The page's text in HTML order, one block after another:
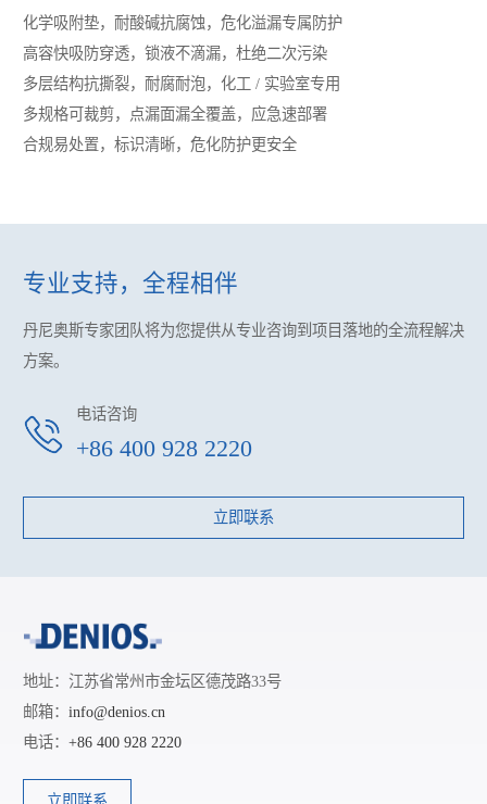
化学吸附垫，耐酸碱抗腐蚀，危化溢漏专属防护
高容快吸防穿透，锁液不滴漏，杜绝二次污染
多层结构抗撕裂，耐腐耐泡，化工 / 实验室专用
多规格可裁剪，点漏面漏全覆盖，应急速部署
合规易处置，标识清晰，危化防护更安全
专业支持，全程相伴
丹尼奥斯专家团队将为您提供从专业咨询到项目落地的全流程解决
方案。
电话咨询
+86 400 928 2220
立即联系
地址：江苏省常州市金坛区德茂路33号
邮箱： info@denios.cn
电话： +86 400 928 2220
立即联系